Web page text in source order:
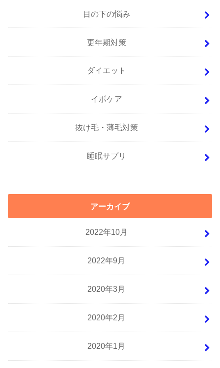
目の下の悩み
更年期対策
ダイエット
イボケア
抜け毛・薄毛対策
睡眠サプリ
アーカイブ
2022年10月
2022年9月
2020年3月
2020年2月
2020年1月